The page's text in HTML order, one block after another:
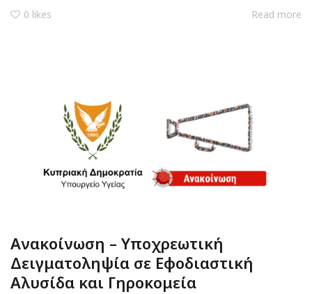
0 likes Read more
Ανακοίνωση – Υποχρεωτική
Δειγματοληψία σε Εφοδιαστική
Αλυσίδα και Γηροκομεία